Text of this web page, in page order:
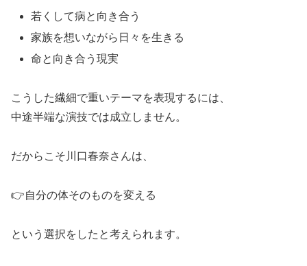
若くして病と向き合う
家族を想いながら日々を生きる
命と向き合う現実
こうした繊細で重いテーマを表現するには、
中途半端な演技では成立しません。
だからこそ川口春奈さんは、
👉自分の体そのものを変える
という選択をしたと考えられます。